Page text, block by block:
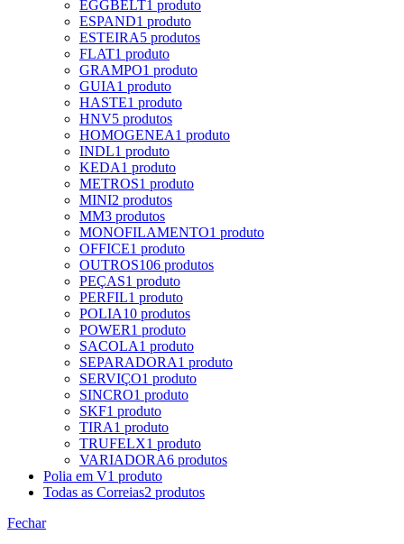
EGGBELT1 produto
ESPAND1 produto
ESTEIRA5 produtos
FLAT1 produto
GRAMPO1 produto
GUIA1 produto
HASTE1 produto
HNV5 produtos
HOMOGENEA1 produto
INDL1 produto
KEDA1 produto
METROS1 produto
MINI2 produtos
MM3 produtos
MONOFILAMENTO1 produto
OFFICE1 produto
OUTROS106 produtos
PEÇAS1 produto
PERFIL1 produto
POLIA10 produtos
POWER1 produto
SACOLA1 produto
SEPARADORA1 produto
SERVIÇO1 produto
SINCRO1 produto
SKF1 produto
TIRA1 produto
TRUFELX1 produto
VARIADORA6 produtos
Polia em V1 produto
Todas as Correias2 produtos
Fechar